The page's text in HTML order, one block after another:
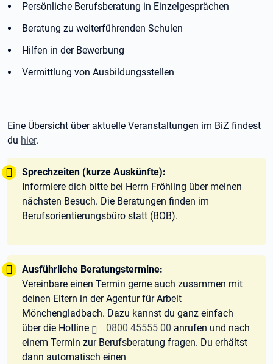
Persönliche Berufsberatung in Einzelgesprächen
Beratung zu weiterführenden Schulen
Hilfen in der Bewerbung
Vermittlung von Ausbildungsstellen
Eine Übersicht über aktuelle Veranstaltungen im BiZ findest
du hier.
Tipp:
Sprechzeiten (kurze Auskünfte):
Informiere dich bitte bei Herrn Fröhling über meinen
nächsten Besuch. Die Beratungen finden im
Berufsorientierungsbüro statt (BOB).
Tipp:
Ausführliche Beratungstermine:
Vereinbare einen Termin gerne auch zusammen mit
deinen Eltern in der Agentur für Arbeit
Mönchengladbach. Dazu kannst du ganz einfach
über die Hotline
0800 45555 00 anrufen und nach
einem Termin zur Berufsberatung fragen. Du erhältst
dann automatisch einen